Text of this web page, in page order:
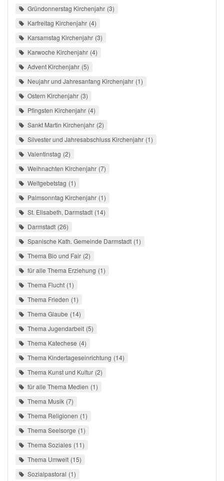
Gründonnerstag Kirchenjahr 3
Karfreitag Kirchenjahr 4
Karsamstag Kirchenjahr 3
Karwoche Kirchenjahr 4
Advent Kirchenjahr 5
Neujahr und Jahresanfang Kirchenjahr 1
Ostern Kirchenjahr 3
Pfingsten Kirchenjahr 4
Sankt Martin Kirchenjahr 2
Silvester und Jahresabschluss Kirchenjahr 1
Valentinstag 2
Weihnachten Kirchenjahr 7
Weltgebetstag 1
Palmsonntag Kirchenjahr 1
St. Elisabeth, Darmstadt 14
Darmstadt 26
Spanische Kath. Gemeinde Darmstadt 1
Thema Bio und Fair 2
für alle Thema Erziehung 1
Thema Flucht 1
Thema Frieden 1
Thema Glaube 14
Thema Jugendarbeit 5
Thema Katechese 4
Thema Kindertageseinrichtung 14
Thema Kunst und Kultur 2
für alle Thema Medien 1
Thema Musik 7
Thema Religionen 1
Thema Seelsorge 1
Thema Soziales 11
Thema Umwelt 15
Sozialpastoral 1